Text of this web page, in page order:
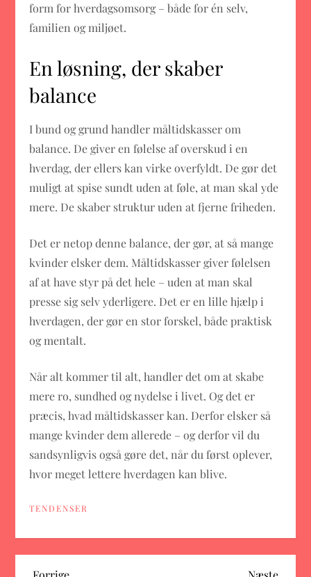
form for hverdagsomsorg – både for én selv,
familien og miljøet.
En løsning, der skaber
balance
I bund og grund handler måltidskasser om
balance. De giver en følelse af overskud i en
hverdag, der ellers kan virke overfyldt. De gør det
muligt at spise sundt uden at føle, at man skal yde
mere. De skaber struktur uden at fjerne friheden.
Det er netop denne balance, der gør, at så mange
kvinder elsker dem. Måltidskasser giver følelsen
af at have styr på det hele – uden at man skal
presse sig selv yderligere. Det er en lille hjælp i
hverdagen, der gør en stor forskel, både praktisk
og mentalt.
Når alt kommer til alt, handler det om at skabe
mere ro, sundhed og nydelse i livet. Og det er
præcis, hvad måltidskasser kan. Derfor elsker så
mange kvinder dem allerede – og derfor vil du
sandsynligvis også gøre det, når du først oplever,
hvor meget lettere hverdagen kan blive.
TENDENSER
Previous
Next